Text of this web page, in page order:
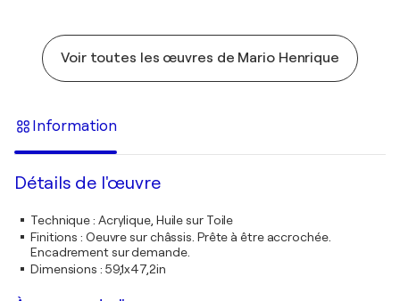
Voir toutes les œuvres de Mario Henrique
Information
Détails de l'œuvre
Technique: Acrylique, Huile sur Toile
Finitions : Oeuvre sur châssis. Prête à être accrochée.
Encadrement sur demande.
Dimensions : 59,1x47,2in